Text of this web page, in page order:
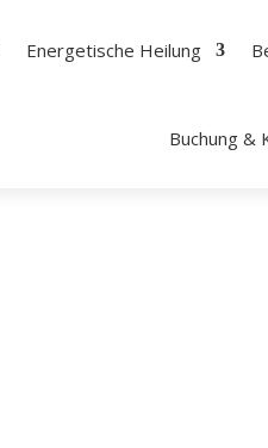
Energetische Heilung
Buchung &